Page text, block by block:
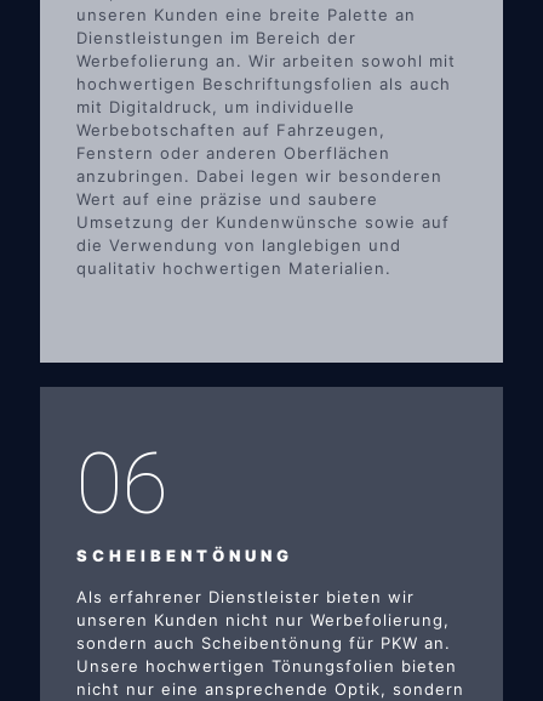
unseren Kunden eine breite Palette an
Dienstleistungen im Bereich der
Werbefolierung an. Wir arbeiten sowohl mit
hochwertigen Beschriftungsfolien als auch
mit Digitaldruck, um individuelle
Werbebotschaften auf Fahrzeugen,
Fenstern oder anderen Oberflächen
anzubringen. Dabei legen wir besonderen
Wert auf eine präzise und saubere
Umsetzung der Kundenwünsche sowie auf
die Verwendung von langlebigen und
qualitativ hochwertigen Materialien.
06
SCHEIBENTÖNUNG
Als erfahrener Dienstleister bieten wir
unseren Kunden nicht nur Werbefolierung,
sondern auch Scheibentönung für PKW an.
Unsere hochwertigen Tönungsfolien bieten
nicht nur eine ansprechende Optik, sondern